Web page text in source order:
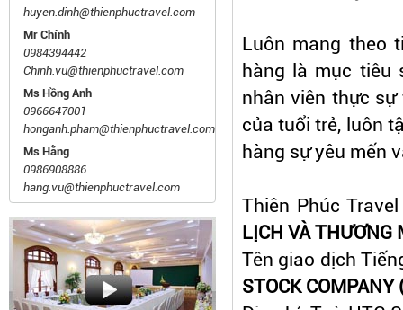
huyen.dinh@thienphuctravel.com
Mr Chính
0984394442
Chinh.vu@thienphuctravel.com
Ms Hồng Anh
0966647001
honganh.pham@thienphuctravel.com
Ms Hằng
0986908886
hang.vu@thienphuctravel.com
Luôn mang theo
hàng là mục tiêu
nhân viên thực
của tuổi trẻ, luôn
hàng sự yêu mến
Thiên Phúc
LỊCH VÀ THƯƠNG
Tên giao dịch
STOCK